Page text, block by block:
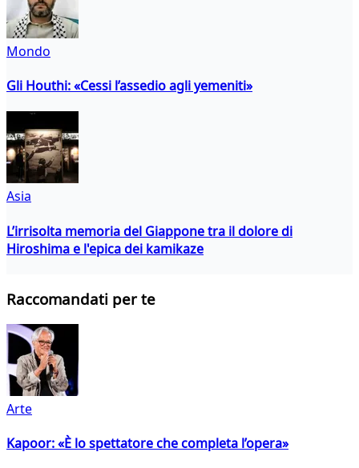
Mondo
Gli Houthi: «Cessi l’assedio agli yemeniti»
Asia
L’irrisolta memoria del Giappone tra il dolore di
Hiroshima e l'epica dei kamikaze
Raccomandati per te
Arte
Kapoor: «È lo spettatore che completa l’opera»